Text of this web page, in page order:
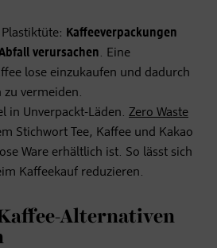
Kaffeeverpackungen
verursachen. Eine
lose einzukaufen und dadurch
zu vermeiden.
in Unverpackt-Läden. Zero Waste
Stichwort Tee, Kaffee und Kakao
Ware erhältlich ist. So lässt sich
Kaffeekauf reduzieren.
Alternativen